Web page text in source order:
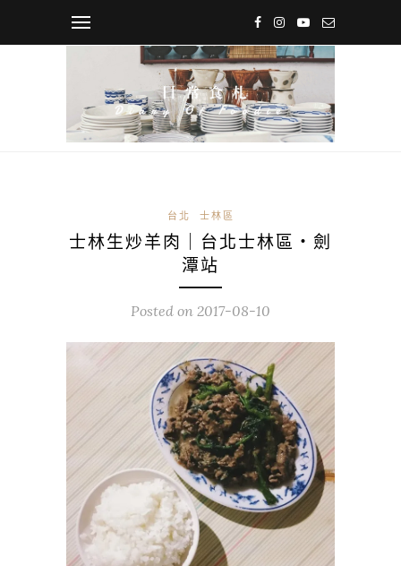
台北 士林區
士林生炒羊肉｜台北士林區・劍
潭站
Posted on 2017-08-10